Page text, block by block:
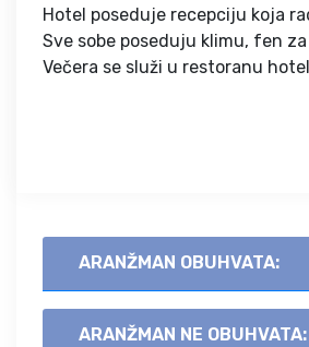
Hotel poseduje recepciju koja
Sve sobe poseduju klimu, fen
Večera se služi u restoranu
ARANŽMAN OBUHVATA:
ARANŽMAN NE OBUHVATA: